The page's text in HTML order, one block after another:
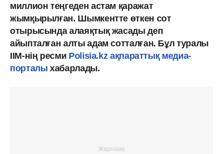
миллион теңгеден астам қаражат
жымқырылған. Шымкентте өткен сот
отырысында алаяқтық жасады деп
айыпталған алты адам сотталған. Бұл туралы
IIM-нің ресми Polisia.kz ақпараттық медиа-
порталыхабарлады.